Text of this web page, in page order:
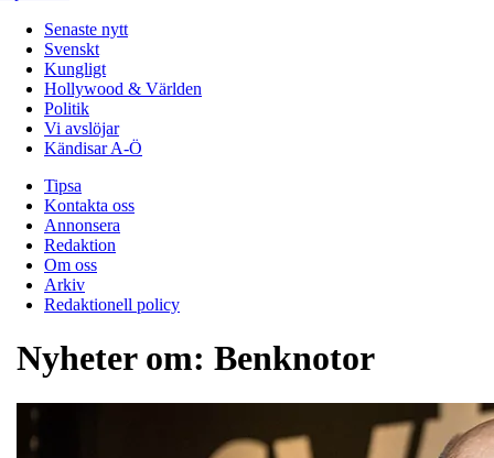
Senaste nytt
Svenskt
Kungligt
Hollywood & Världen
Politik
Vi avslöjar
Kändisar A-Ö
Tipsa
Kontakta oss
Annonsera
Redaktion
Om oss
Arkiv
Redaktionell policy
Nyheter om: Benknotor